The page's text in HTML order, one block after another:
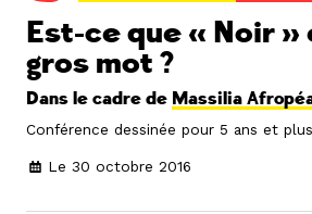
Est-ce que « Noir »
gros mot ?
Dans le cadre de Massilia
Conférence dessinée pour 5 ans et plus
Le 30 octobre 2016